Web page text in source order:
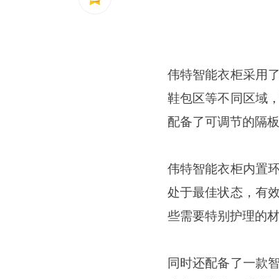
伟特智能衣柜采用
鞋包区等不同区域
配备了可调节的隔
伟特智能衣柜内置
处于最佳状态，有
些需要特别护理的
同时还配备了一款